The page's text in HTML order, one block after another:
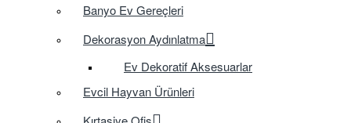
Banyo Ev Gereçleri
Dekorasyon Aydınlatma
Ev Dekoratif Aksesuarlar
Evcil Hayvan Ürünleri